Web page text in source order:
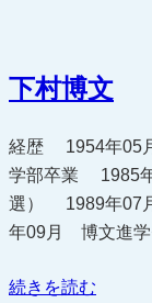
一
郎”
下村博文
経歴 1954年05
学部卒業 1985
選） 1989年07
年09月 博文進
“下
続きを読む